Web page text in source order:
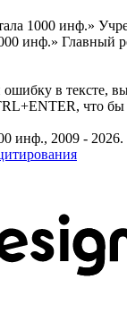
1000 инф.»
инф.» Главный
в тексте,
что бы
инф., 2009 - 2026.